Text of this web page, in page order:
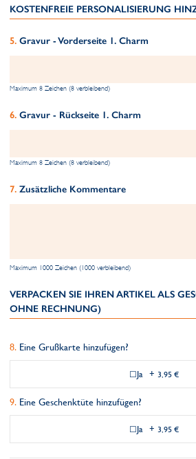
KOSTENFREIE PERSONALISIERUNG
Gravur - Vorderseite 1. Charm
Maximum 8 Zeichen (8 verbleibend)
Gravur - Rückseite 1. Charm
Maximum 8 Zeichen (8 verbleibend)
Zusätzliche Kommentare
Maximum 1000 Zeichen (1000 verbleibend)
VERPACKEN SIE IHREN ARTIKEL ALS
OHNE RECHNUNG)
Eine Grußkarte hinzufügen?
Ja + 3,95 €
Eine Geschenktüte hinzufügen?
Ja + 3,95 €